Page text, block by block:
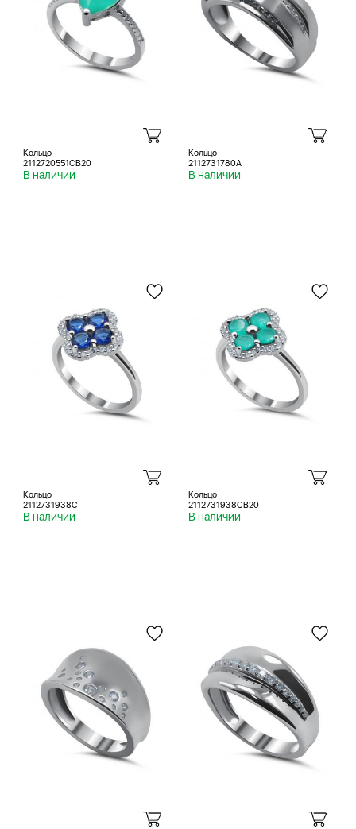
Кольцо
2112720551CB20
В наличии
Кольцо
2112731780A
В наличии
Кольцо
2112731938C
В наличии
Кольцо
2112731938CB20
В наличии